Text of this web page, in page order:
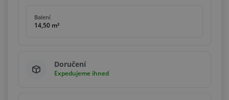
Balení
14,50 m²
Doručení
Expedujeme ihned